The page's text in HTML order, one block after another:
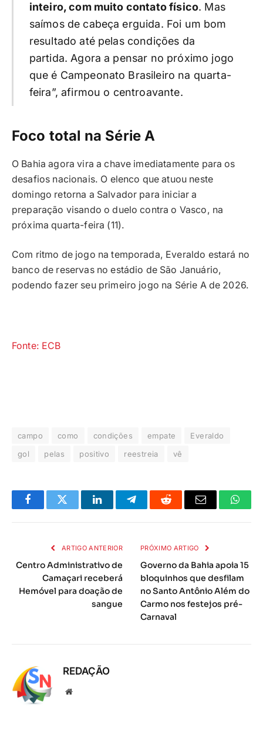
inteiro, com muito contato físico. Mas
saímos de cabeça erguida. Foi um bom
resultado até pelas condições da
partida. Agora a pensar no próximo jogo
que é Campeonato Brasileiro na quarta-
feira”, afirmou o centroavante.
Foco total na Série A
O Bahia agora vira a chave imediatamente para os
desafios nacionais. O elenco que atuou neste
domingo retorna a Salvador para iniciar a
preparação visando o duelo contra o Vasco, na
próxima quarta-feira (11).
Com ritmo de jogo na temporada, Everaldo estará no
banco de reservas no estádio de São Januário,
podendo fazer seu primeiro jogo na Série A de 2026.
Fonte: ECB
campo como condições empate
Everaldo
gol
pelas positivo reestreia vê
FacebookTwitter LinkedInTelegramaReddit
E-
ARTIGO ANTERIOR
Centro Administrativo de
Camaçari receberá
Hemóvel para doação de
sangue
PRÓXIMO ARTIGO
Governo da Bahia apoia 15
bloquinhos que desfilam
no Santo Antônio Além do
Carmo nos festejos pré-
Carnaval
REDAÇÃO
Local